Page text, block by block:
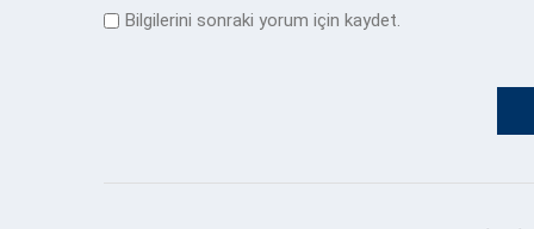
Bilgilerini sonraki yorum için kaydet.